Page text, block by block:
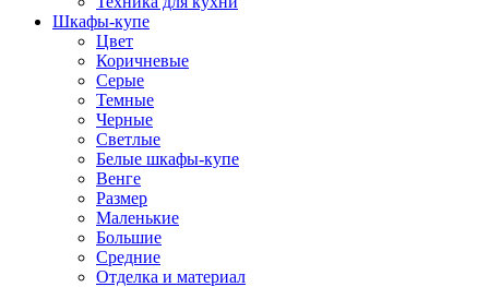
Шкафы-купе
Цвет
Коричневые
Серые
Темные
Черные
Светлые
Белые шкафы-купе
Венге
Размер
Маленькие
Большие
Средние
Отделка и материал